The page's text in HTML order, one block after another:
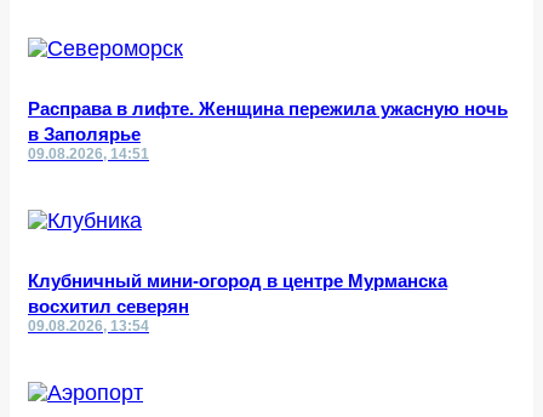
Расправа в лифте. Женщина пережила ужасную ночь
в Заполярье
09.08.2026, 14:51
Клубничный мини-огород в центре Мурманска
восхитил северян
09.08.2026, 13:54